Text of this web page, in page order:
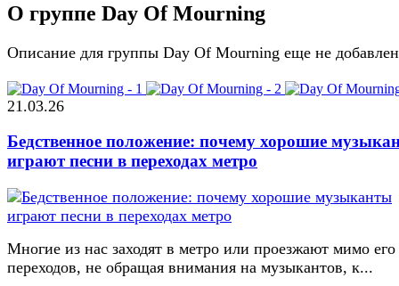
О группе Day Of Mourning
Описание для группы Day Of Mourning еще не
21.03.26
Бедственное положение: почему хорошие
играют песни в переходах метро
Многие из нас заходят в метро или проезжают мимо его
переходов, не обращая внимания на музыкантов, к...